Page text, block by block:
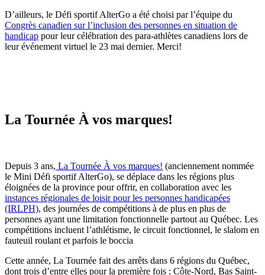
D’ailleurs, le Défi sportif AlterGo a été choisi par l’équipe du
Congrès canadien sur l’inclusion des personnes en situation de
handicap pour leur célébration des para-athlètes canadiens lors de
leur événement virtuel le 23 mai dernier. Merci!
La Tournée À vos marques!
Depuis 3 ans, La Tournée À vos marques! (anciennement nommée
le Mini Défi sportif AlterGo), se déplace dans les régions plus
éloignées de la province pour offrir, en collaboration avec les
instances régionales de loisir pour les personnes handicapées
(IRLPH), des journées de compétitions à de plus en plus de
personnes ayant une limitation fonctionnelle partout au Québec. Les
compétitions incluent l’athlétisme, le circuit fonctionnel, le slalom en
fauteuil roulant et parfois le boccia
Cette année, La Tournée fait des arrêts dans 6 régions du Québec,
dont trois d’entre elles pour la première fois : Côte-Nord, Bas Saint-